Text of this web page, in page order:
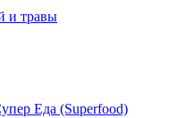
и травы
Еда (Superfood)